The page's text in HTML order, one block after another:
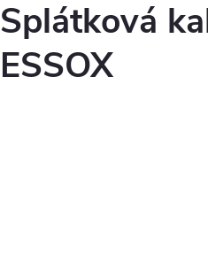
Splátková
ESSOX